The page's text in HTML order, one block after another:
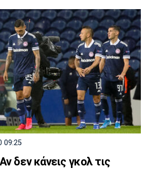
09:25
δεν κάνεις γκολ τις